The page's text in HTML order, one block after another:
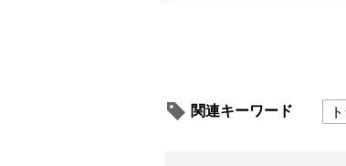
関連キーワード